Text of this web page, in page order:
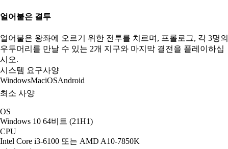
얼어붙은 결투
얼어붙은 왕좌에 오르기 위한 전투를 치르며, 프롤로그, 각 3명의
우두머리를 만날 수 있는 2개 지구와 마지막 결전을 플레이하십
시오.
시스템 요구사양
WindowsMaciOSAndroid
최소 사양
OS
Windows 10 64비트 (21H1)
CPU
Intel Core i3-6100 또는 AMD A10-7850K